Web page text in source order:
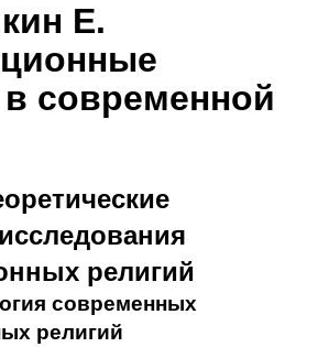
Е.
в современной
религий
современных
религий